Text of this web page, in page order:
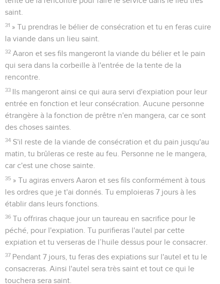
saint.
31 » Tu prendras le bélier de consécration et tu en feras cuire
la viande dans un lieu saint.
32 Aaron et ses fils mangeront la viande du bélier et le pain
qui sera dans la corbeille à l'entrée de la tente de la
rencontre.
33 Ils mangeront ainsi ce qui aura servi d'expiation pour leur
entrée en fonction et leur consécration. Aucune personne
étrangère à la fonction de prêtre n'en mangera, car ce sont
des choses saintes.
34 S'il reste de la viande de consécration et du pain jusqu'au
matin, tu brûleras ce reste au feu. Personne ne le mangera,
car c'est une chose sainte.
35 » Tu agiras envers Aaron et ses fils conformément à tous
les ordres que je t'ai donnés. Tu emploieras 7 jours à les
établir dans leurs fonctions.
36 Tu offriras chaque jour un taureau en sacrifice pour le
péché, pour l'expiation. Tu purifieras l'autel par cette
expiation et tu verseras de l’huile dessus pour le consacrer.
37 Pendant 7 jours, tu feras des expiations sur l'autel et tu le
consacreras. Ainsi l'autel sera très saint et tout ce qui le
touchera sera saint.